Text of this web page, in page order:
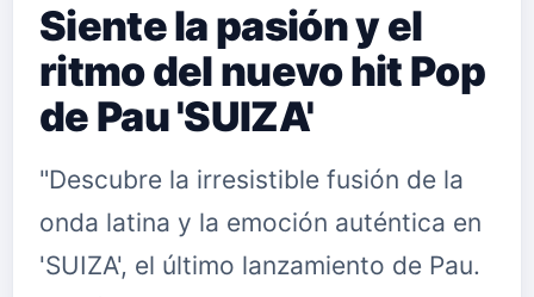
Siente la pasión y el
ritmo del nuevo hit Pop
de Pau 'SUIZA'
"Descubre la irresistible fusión de la
onda latina y la emoción auténtica en
'SUIZA', el último lanzamiento de Pau.